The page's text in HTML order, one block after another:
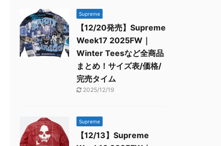
Supreme
【12/20発売】Supreme
Week17 2025FW｜
Winter Teesなど全商品
まとめ！サイズ表/価格/
完売タイム
2025/12/19
Supreme
【12/13】Supreme